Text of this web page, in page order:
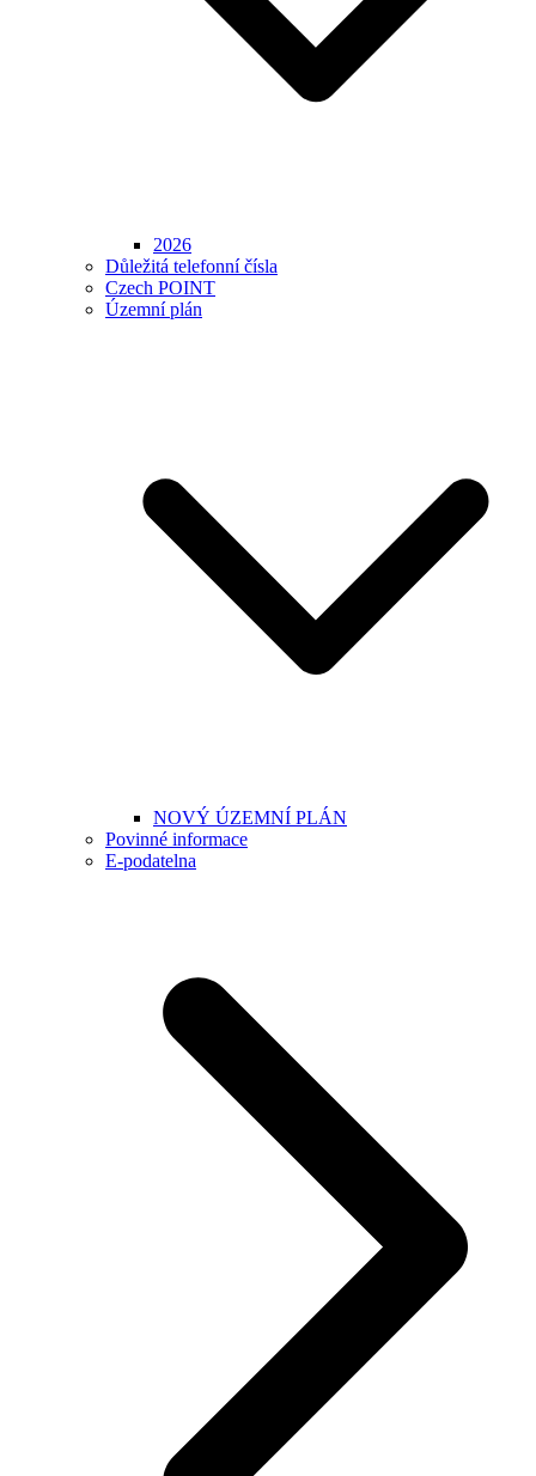
2026
Důležitá telefonní čísla
Czech POINT
Územní plán
NOVÝ ÚZEMNÍ PLÁN
Povinné informace
E-podatelna